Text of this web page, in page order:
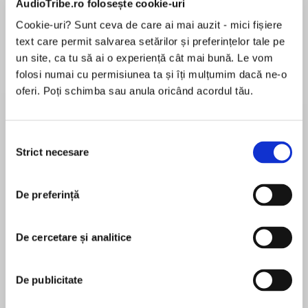
AudioTribe.ro folosește cookie-uri
Cookie-uri? Sunt ceva de care ai mai auzit - mici fișiere
text care permit salvarea setărilor și preferințelor tale pe
un site, ca tu să ai o experiență cât mai bună. Le vom
folosi numai cu permisiunea ta și îți mulțumim dacă ne-o
oferi. Poți schimba sau anula oricând acordul tău.
consimțământului
Strict necesare
De preferință
De cercetare și analitice
De publicitate
Desprecarte
Could his unsolved murder case
When James Colt decides to solve his late
father’s final murder case, he has no idea of the
danger he’s unleashing. And Lorelei Wilkins
can’t believe that her high school crush is
Lorelei are embroiled in unraveling a cover-up
involving some of Lonesome, Montana’s finest
citizens…including a killer determined to keep
the truth hidden.
pentru această carte
New York Times and USA Today bestselling